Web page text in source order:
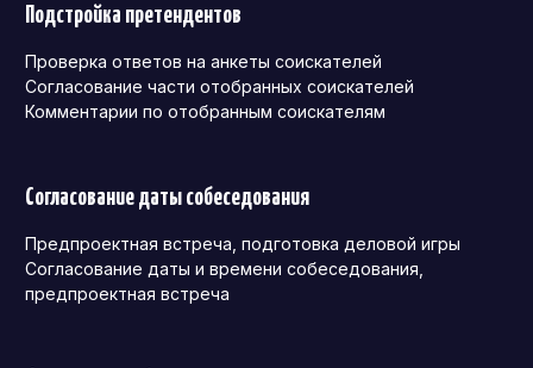
Подстройка претендентов
Проверка ответов на анкеты соискателей
Согласование части отобранных соискателей
Комментарии по отобранным соискателям
Согласование даты собеседования
Предпроектная встреча, подготовка деловой игры
Согласование даты и времени собеседования,
предпроектная встреча